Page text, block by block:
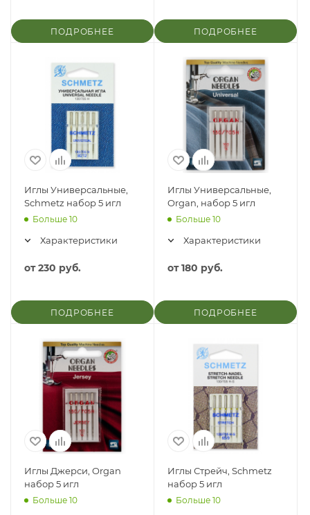
ПОДРОБНЕЕ ПОДРОБНЕЕ
Иглы Универсальные,
Schmetz набор 5 игл
Больше 10
Характеристики
от230 руб.
ПОДРОБНЕЕ
Иглы Универсальные,
Organ, набор 5 игл
Больше 10
Характеристики
от180 руб.
ПОДРОБНЕЕ
Иглы Джерси, Organ
набор 5 игл
Больше 10
Иглы Стрейч, Schmetz
набор 5 игл
Больше 10